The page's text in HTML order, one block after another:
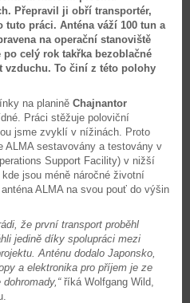
Přepravil ji obří transportér,
práci. Anténa váží 100 tun a
na operační stanoviště
celý rok takřka bezoblačné
vzduchu. To činí z této polohy
na planině Chajnantor
Práci stěžuje poloviční
jsme zvyklí v nížinách. Proto
ALMA sestavovány a testovány v
Support Facility) v nižší
jsou méně náročné životní
ALMA na svou pouť do výšin
že první transport proběhl
jedině díky spolupráci mezi
Anténu dodalo Japonsko,
a elektronika pro příjem je ze
říká Wolfgang Wild,